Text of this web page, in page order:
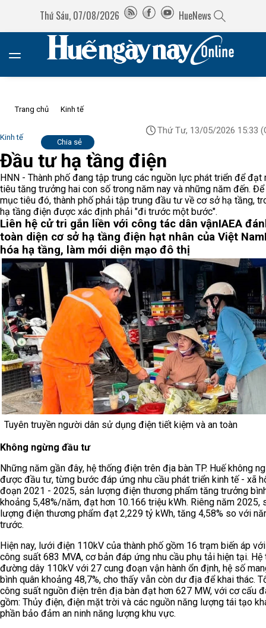
Thứ Sáu, 07/08/2026 HueNews
Trang chủ Kinh tế
Kinh tế
Thứ Tư, 13/05/2026 15:33
Chia sẻ
Đầu tư hạ tầng điện
HNN - Thành phố đang tập trung các nguồn lực phát triển để đạt
tiêu tăng trưởng hai con số trong năm nay và những năm đến.
mục tiêu đó, thành phố phải tập trung đầu tư về cơ sở hạ tầng,
hạ tầng điện được xác định phải "đi trước một bước".
Liên hệ cử tri gắn liền với công tác dân vậnIAEA
toàn diện cơ sở hạ tầng điện hạt nhân của Việt Nam
hóa hạ tầng, làm mới diện mạo đô thị
Tuyên truyền người dân sử dụng điện tiết kiệm và an toàn
Không ngừng đầu tư
Những năm gần đây, hệ thống điện trên địa bàn TP. Huế không
được đầu tư, từng bước đáp ứng nhu cầu phát triển kinh tế - xã
đoạn 2021 - 2025, sản lượng điện thương phẩm tăng trưởng
khoảng 5,48%/năm, đạt hơn 10.166 triệu kWh. Riêng năm 2025,
lượng điện thương phẩm đạt 2,229 tỷ kWh, tăng 4,58% so với
trước.
Hiện nay, lưới điện 110kV của thành phố gồm 16 trạm biến áp
công suất 683 MVA, cơ bản đáp ứng nhu cầu phụ tải hiện tại. Hệ
đường dây 110kV với 27 cung đoạn vận hành ổn định, hệ số
bình quân khoảng 48,7%, cho thấy vẫn còn dư địa để khai thác.
công suất nguồn điện trên địa bàn đạt hơn 627 MW, với cơ cấu
gồm: Thủy điện, điện mặt trời và các nguồn năng lượng tái tạo
phần bảo đảm an ninh năng lượng khu vực.